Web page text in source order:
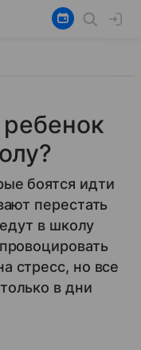
боятся идти
перестать
в школу
стресс, но все
в дни